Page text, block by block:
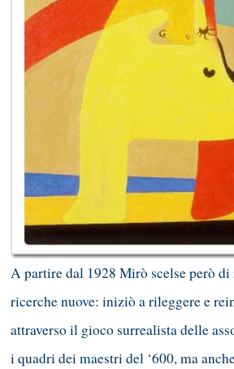
A partire dal 1928 Mirò scelse però
ricerche nuove: iniziò a rileggere e
attraverso il gioco surrealista delle
i quadri dei maestri del ‘600, ma